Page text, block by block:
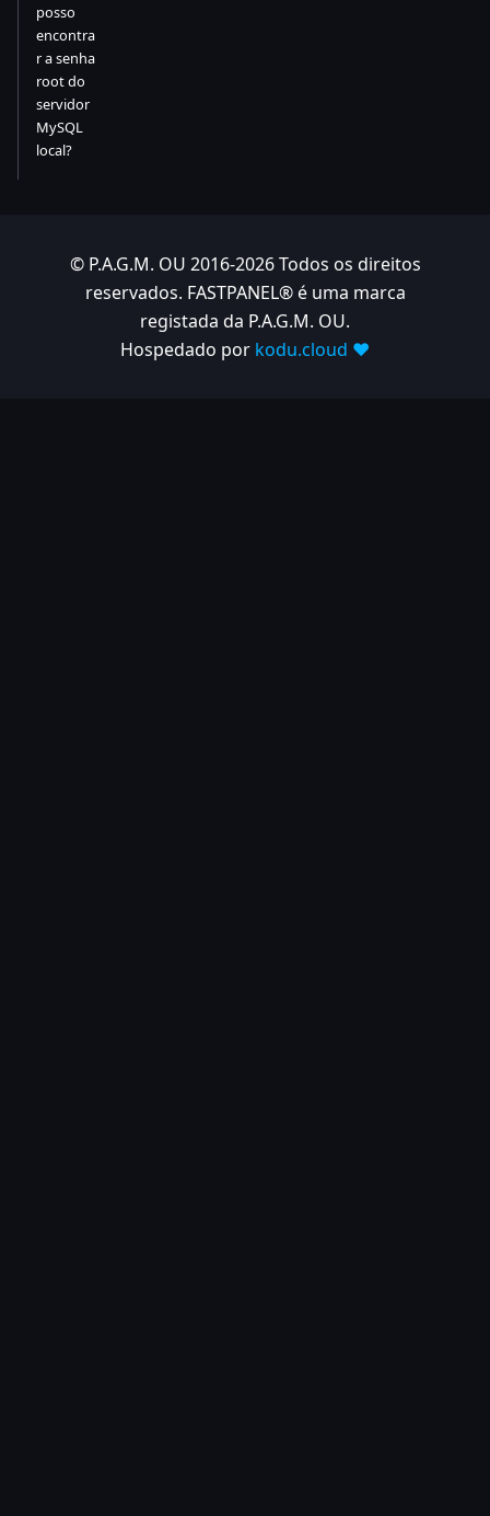
posso
encontra
r a senha
root do
servidor
MySQL
local?
© P.A.G.M. OU 2016-2026 Todos os direitos
reservados. FASTPANEL® é uma marca
registada da P.A.G.M. OU.
Hospedado por kodu.cloud ❤️